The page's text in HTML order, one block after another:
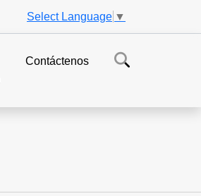
Select Language ▼
Contáctenos